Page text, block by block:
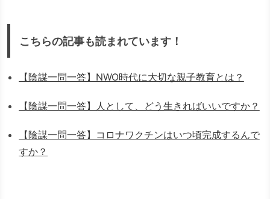
こちらの記事も読まれています！
【陰謀一問一答】NWO時代に大切な親子教育とは？
【陰謀一問一答】人として、どう生きればいいですか？
【陰謀一問一答】コロナワクチンはいつ頃完成するんで
すか？